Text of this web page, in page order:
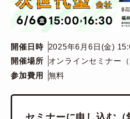
開催日時
2025年6月6日(金)
開催場所
オンラインセミナー（
参加費用
無料